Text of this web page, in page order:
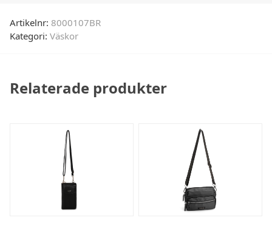
Artikelnr: 8000107BR
Kategori: Väskor
Relaterade produkter